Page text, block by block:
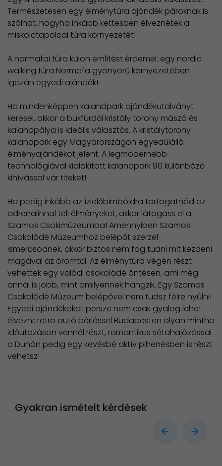
Természetesen egy élménytúra ajándék pároknak is
szólhat, hogyha inkább kettesben élveznétek a
miskolctapolcai túra környezetét!
A normafai túra külön említést érdemel: egy nordic
walking túra Normafa gyönyörű környezetében
igazán egyedi ajándék!
Ha mindenképpen kalandpark ajándékutalványt
keresel, akkor a bükfürdői kristály torony mászó és
kalandpálya is ideális választás. A kristálytorony
kalandpark egy Magyarországon egyedülálló
élményajándékot jelent. A legmodernebb
technológiával kialakított kalandpark 90 különböző
kihívással vár titeket!
Ha pedig inkább az ízlelőbimbóidra tartogatnád az
adrenalinnal teli élményeket, akkor látogass el a
Szamos Csokimúzeumba! Amennyiben Szamos
Csokoládé Múzeumhoz belépőt szerzel
ismerősödnek, akkor biztos nem fog tudni mit kezdeni
magával az örömtől. Az élménytúra végén részt
vehettek egy valódi csokoládé öntésen, ami még
annál is jobb, mint amilyennek hangzik. Egy Szamos
Csokoládé Múzeum belépővel nem tudsz félre nyúlni!
Egyedi ajándékokat persze nem csak gyalog lehet
élvezni: retro autó bérléssel Budapesten olyan mintha
időutazáson vennél részt, romantikus sétahajózással
a Dunán pedig egy kevésbé aktív pihenésben is részt
vehetsz!
Gyakran ismételt kérdések